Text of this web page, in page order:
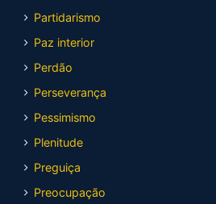
Partidarismo
Paz interior
Perdão
Perseverança
Pessimismo
Plenitude
Preguiça
Preocupação